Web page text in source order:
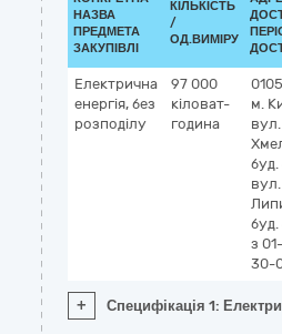
НАЗВА
ПРЕДМЕТА
ЗАКУПІВЛІ
КІЛЬКІСТЬ
/
ОД.ВИМІРУ
Електрична
енергія, без
розподілу
97 000
кіловат-
година
м.
буд.
з
30-
+ Специфікація 1: